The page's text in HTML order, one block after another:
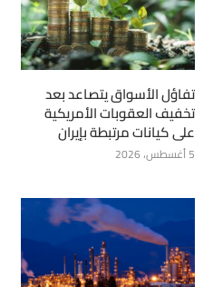
تفاؤل الأسواق يتصاعد بعد
تخفيف العقوبات الأمريكية
على كيانات مرتبطة بإيران
5 أغسطس، 2026